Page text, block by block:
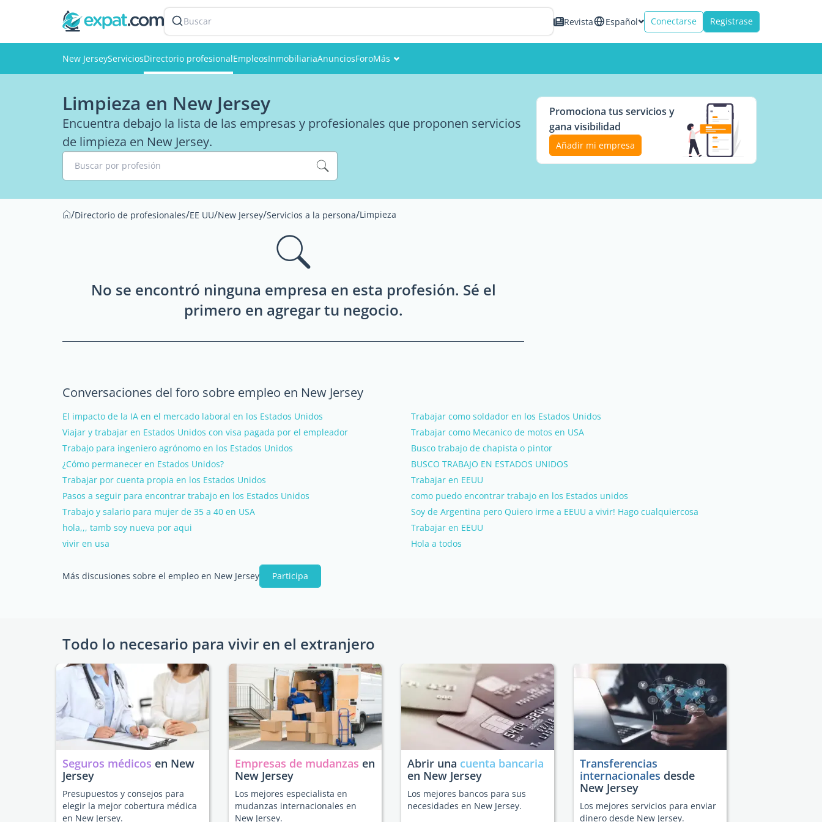
Buscar Revista Español Conectarse Registrase
New JerseyServiciosDirectorio profesionalEmpleosInmobiliariaAnunciosForoMás
Limpieza en New Jersey
Encuentra debajo la lista de las empresas y profesionales que proponen servicios
de limpieza en New Jersey.
Buscar por profesión
Promociona tus servicios y
gana visibilidad
Añadir mi empresa
/Directorio de profesionales/EE UU/New Jersey/Servicios a la persona/Limpieza
No se encontró ninguna empresa en esta profesión. Sé el
primero en agregar tu negocio.
Conversaciones del foro sobre empleo en New Jersey
El impacto de la IA en el mercado laboral en los Estados Unidos
Trabajar como soldador en los Estados Unidos
Viajar y trabajar en Estados Unidos con visa pagada por el empleador
Trabajar como Mecanico de motos en USA
Trabajo para ingeniero agrónomo en los Estados Unidos
Busco trabajo de chapista o pintor
¿Cómo permanecer en Estados Unidos?
BUSCO TRABAJO EN ESTADOS UNIDOS
Trabajar por cuenta propia en los Estados Unidos
Trabajar en EEUU
Pasos a seguir para encontrar trabajo en los Estados Unidos
como puedo encontrar trabajo en los Estados unidos
Trabajo y salario para mujer de 35 a 40 en USA
Soy de Argentina pero Quiero irme a EEUU a vivir! Hago cualquiercosa
hola,,, tamb soy nueva por aqui
Trabajar en EEUU
vivir en usa
Hola a todos
Más discusiones sobre el empleo en New Jersey Participa
Todo lo necesario para vivir en el extranjero
Seguros médicos en New
Jersey
Presupuestos y consejos para
elegir la mejor cobertura médica
en New Jersey.
Empresas de mudanzas en
New Jersey
Los mejores especialista en
mudanzas internacionales en
New Jersey.
Abrir una cuenta bancaria
en New Jersey
Los mejores bancos para sus
necesidades en New Jersey.
Transferencias
internacionales desde
New Jersey
Los mejores servicios para enviar
dinero desde New Jersey.